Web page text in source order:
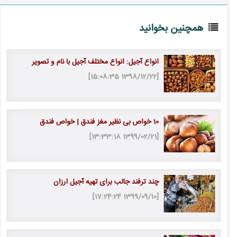
همچنین بخوانید
انواع آجیل: انواع مختلف آجیل با نام و تصویر
[1398/12/22 15:08:35]
10 خواص بی نظیر مغز فندق | خواص فندق
[1399/02/21 13:33:18]
چند ترفند جالب برای تهیه آجیل ارزان
[1399/09/10 17:24:24]